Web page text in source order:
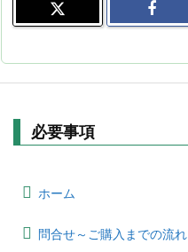
必要事項
ホーム
問合せ～ご購入までの流れ